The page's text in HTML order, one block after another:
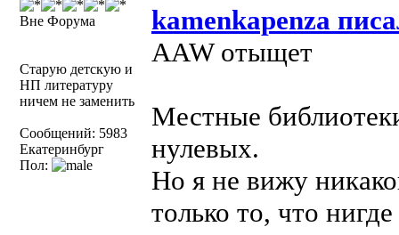
Вне Форума
Старую детскую и
НП литературу
ничем не заменить
Сообщений: 5983
Екатеринбург
Пол:
kamenkapenza
AAW отыщет
Местные
нулевых.
Но я не вижу
только то, что